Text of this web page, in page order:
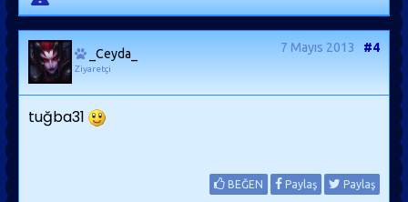
_Ceyda_
Ziyaretçi
7 Mayıs 2013 #4
tuğba31
BEĞEN Paylaş Paylaş